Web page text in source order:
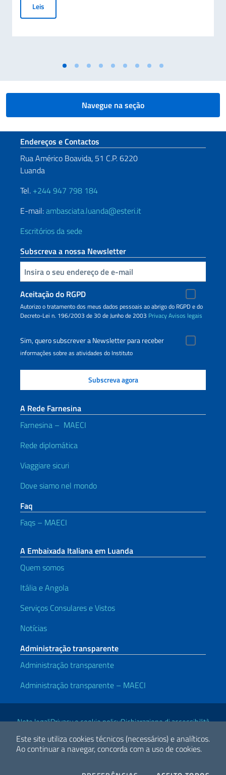
Este site utiliza cookies técnicos (necessários) e analíticos.
Ao continuar a navegar, concorda com a uso de cookies.
Leis
Navegue na seção
Seção de rodapé
Endereços e Contactos
Rua Américo Boavida, 51 C.P. 6220
Luanda
Tel. +244 947 798 184
E-mail:ambasciata.luanda@esteri.it
Escritórios da sede
Subscreva a nossa Newsletter
Inserisci la tua email
Aceitação do RGPD
Autorizo o tratamento dos meus dados pessoais ao abrigo do RGPD e do
Decreto-Lei n. 196/2003 de 30 de Junho de 2003 PrivacyAvisos legais
Sim, quero subscrever a Newsletter para receber
informações sobre as atividades do Instituto
A Rede Farnesina
Farnesina – MAECI
Rede diplomática
Viaggiare sicuri
Dove siamo nel mondo
Faq
Faqs – MAECI
A Embaixada Italiana em Luanda
Quem somos
Itália e Angola
Serviços Consulares e Vistos
Notícias
Administração transparente
Administração transparente
Administração transparente – MAECI
Links Úteis
Note legaliPrivacy e cookie policyDichiarazione di accessibilità